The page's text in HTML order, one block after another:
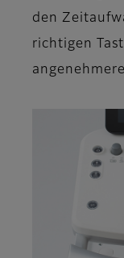
den
richtigen